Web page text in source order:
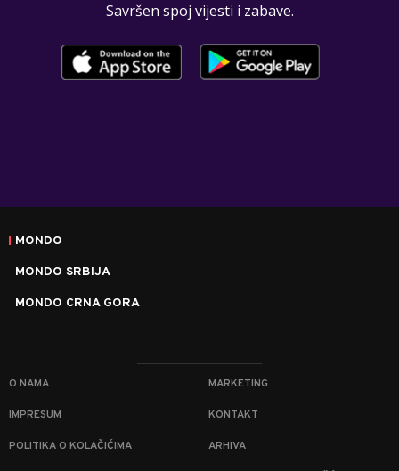
Savršen spoj vijesti i zabave.
MONDO
MONDO SRBIJA
MONDO CRNA GORA
O NAMA MARKETING
IMPRESUM KONTAKT
POLITIKA O KOLAČIĆIMA ARHIVA